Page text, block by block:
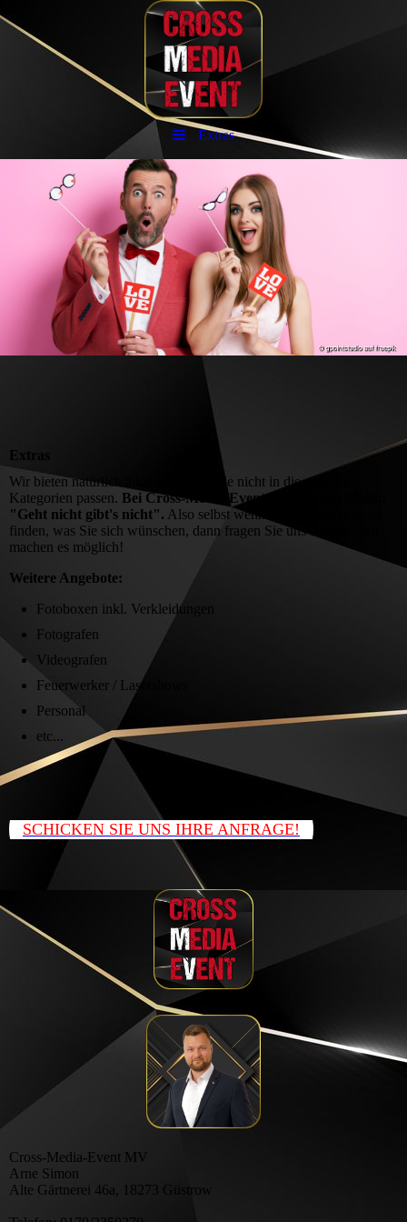
Extras
Extras
Wir bieten natürlich auch Dinge an, die nicht in die anderen
Kategorien passen. Bei Cross-Media-Event MV gilt das Motto:
"Geht nicht gibt's nicht". Also selbst wenn Sie hier etwas nicht
finden, was Sie sich wünschen, dann fragen Sie uns einfach. Wir
machen es möglich!
Weitere Angebote:
Fotoboxen inkl. Verkleidungen
Fotografen
Videografen
Feuerwerker / Lasershows
Personal
etc...
SCHICKEN SIE UNS IHRE ANFRAGE!
Cross-Media-Event MV
Arne Simon
Alte Gärtnerei 46a, 18273 Güstrow